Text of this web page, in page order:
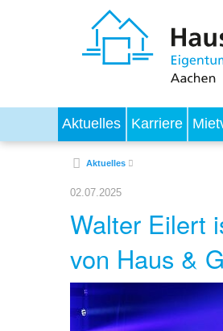
Aktuelles Karriere
Aktuelles
02.07.2025
Walter Eilert
von Haus &